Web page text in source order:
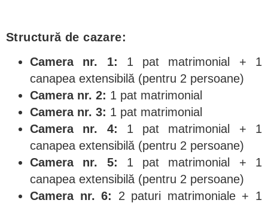
Structură de cazare:
Camera nr. 1: 1 pat matrimonial + 1
canapea extensibilă (pentru 2 persoane)
Camera nr. 2: 1 pat matrimonial
Camera nr. 3: 1 pat matrimonial
Camera nr. 4: 1 pat matrimonial + 1
canapea extensibilă (pentru 2 persoane)
Camera nr. 5: 1 pat matrimonial + 1
canapea extensibilă (pentru 2 persoane)
Camera nr. 6: 2 paturi matrimoniale + 1